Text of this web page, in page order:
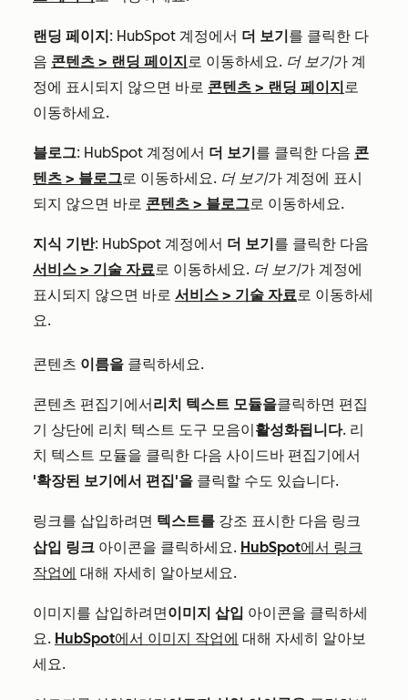
랜딩 페이지 : HubSpot 계정에서 더 보기 를 클릭한 다
음 콘텐츠 > 랜딩 페이지 로 이동하세요. 더 보기가 계
정에 표시되지 않으면 바로 콘텐츠 > 랜딩 페이지 로
이동하세요.
블로그: HubSpot 계정에서 더 보기 를 클릭한 다음 콘
텐츠 > 블로그로 이동하세요. 더 보기가 계정에 표시
되지 않으면 바로 콘텐츠 > 블로그로 이동하세요.
지식 기반: HubSpot 계정에서 더 보기 를 클릭한 다음
서비스 > 기술 자료로 이동하세요. 더 보기가 계정에
표시되지 않으면 바로 서비스 > 기술 자료로 이동하세
요.
콘텐츠 이름을 클릭하세요.
콘텐츠 편집기에서 리치 텍스트 모듈을클릭하면 편집
기 상단에 리치 텍스트 도구 모음이 활성화됩니다. 리
치 텍스트 모듈을 클릭한 다음 사이드바 편집기에서
'확장된 보기에서 편집'을 클릭할 수도 있습니다.
링크를 삽입하려면 텍스트를 강조 표시한 다음 링크
삽입 링크 아이콘을 클릭하세요. HubSpot에서 링크
작업에 대해 자세히 알아보세요.
이미지를 삽입하려면이미지 삽입 아이콘을 클릭하세
요. HubSpot에서 이미지 작업에 대해 자세히 알아보
세요.